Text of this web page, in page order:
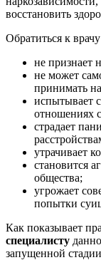
восстановить
Обратиться к
не признает
не может
принимать
испытывает
отношениях
страдает
утрачивает
становится
общества;
угрожает
попытки
Как показывает
специалисту
запущенной